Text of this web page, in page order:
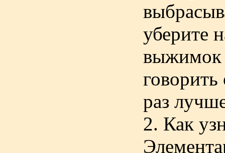
уберите
выжимок
раз
2. Как